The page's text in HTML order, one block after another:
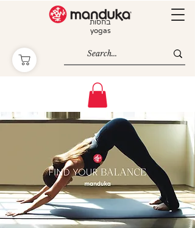
בחסות
yogas